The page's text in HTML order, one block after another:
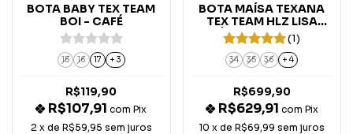
BOTA BABY TEX TEAM
BOI - CAFÉ
15 16 17 + 3
R$119,90
R$107,91com Pix
2 x de R$59,95 sem juros
BOTA MAÍSA TEXANA
TEX TEAM HLZ LISA
RÚSTICO PRETO -
M0337
(1)
34 35 36 + 4
R$699,90
R$629,91 com Pix
10 x deR$69,99 sem juros